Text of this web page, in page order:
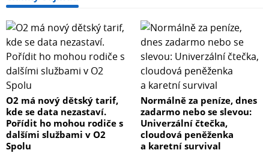
O2 má nový dětský tarif,
kde se data nezastaví.
Pořídit ho mohou rodiče s
dalšími službami v O2
Spolu
Normálně za peníze, dnes
zadarmo nebo se slevou:
Univerzální čtečka,
cloudová peněženka
a karetní survival